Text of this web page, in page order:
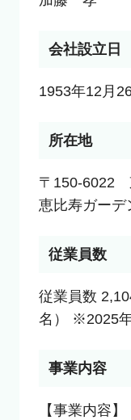
会社設立日
1953年12月
所在地
〒150-6022
恵比寿ガーデ
従業員数
従業員数
名） ※2025
事業内容
【事業内容】